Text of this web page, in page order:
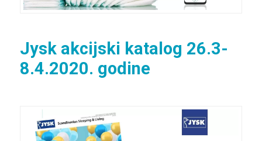
Jysk akcijski katalog 26.3-
8.4.2020. godine